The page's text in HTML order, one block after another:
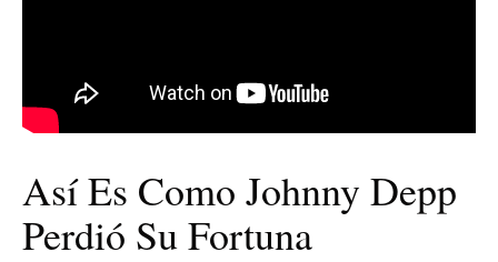
Así Es Como Johnny Depp
Perdió Su Fortuna